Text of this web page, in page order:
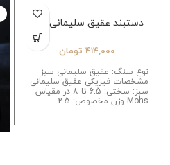
دستبند عقیق سلیمانی سبز
414,000 تومان
نوع سنگ: عقیق سلیمانی سبز
مشخصات فیزیکی عقیق سلیمانی
سبز: سختی: 6.5 تا 8 در مقیاس
Mohs وزن مخصوص: 2.5